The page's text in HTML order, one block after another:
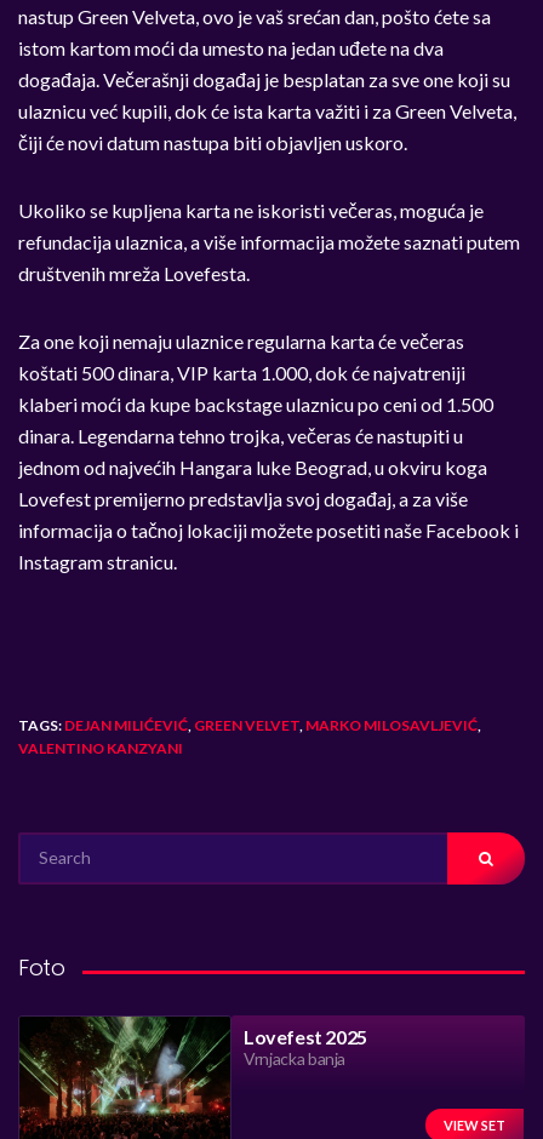
nastup Green Velveta, ovo je vaš srećan dan, pošto ćete sa
istom kartom moći da umesto na jedan uđete na dva
događaja. Večerašnji događaj je besplatan za sve one koji su
ulaznicu već kupili, dok će ista karta važiti i za Green Velveta,
čiji će novi datum nastupa biti objavljen uskoro.
Ukoliko se kupljena karta ne iskoristi večeras, moguća je
refundacija ulaznica, a više informacija možete saznati putem
društvenih mreža Lovefesta.
Za one koji nemaju ulaznice regularna karta će večeras
koštati 500 dinara, VIP karta 1.000, dok će najvatreniji
klaberi moći da kupe backstage ulaznicu po ceni od 1.500
dinara. Legendarna tehno trojka, večeras će nastupiti u
jednom od najvećih Hangara luke Beograd, u okviru koga
Lovefest premijerno predstavlja svoj događaj, a za više
informacija o tačnoj lokaciji možete posetiti naše Facebook i
Instagram stranicu.
TAGS: DEJAN MILIĆEVIĆ, GREEN VELVET, MARKO MILOSAVLJEVIĆ,
VALENTINO KANZYANI
FOR:
Foto
Lovefest 2025
Vrnjacka banja
VIEW SET